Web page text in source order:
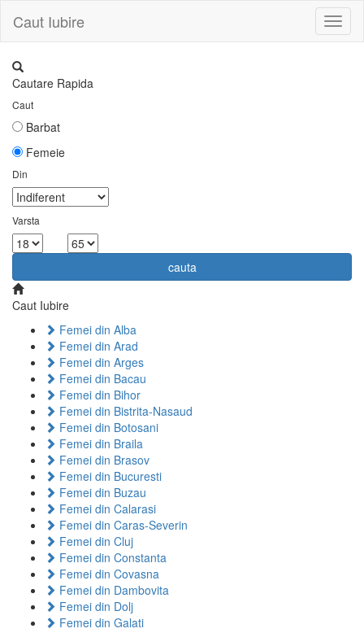
Caut Iubire
Cautare Rapida
Caut
Barbat
Femeie
Din
Varsta
cauta
Caut Iubire
Femei din Alba
Femei din Arad
Femei din Arges
Femei din Bacau
Femei din Bihor
Femei din Bistrita-Nasaud
Femei din Botosani
Femei din Braila
Femei din Brasov
Femei din Bucuresti
Femei din Buzau
Femei din Calarasi
Femei din Caras-Severin
Femei din Cluj
Femei din Constanta
Femei din Covasna
Femei din Dambovita
Femei din Dolj
Femei din Galati